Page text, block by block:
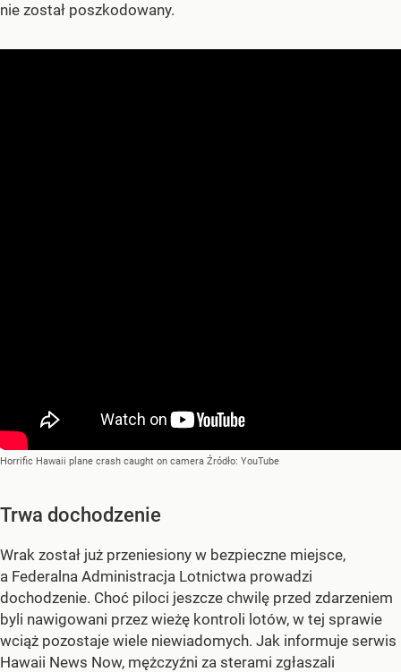
nie został poszkodowany.
Horrific Hawaii plane crash caught on camera Źródło: YouTube
Trwa dochodzenie
Wrak został już przeniesiony w bezpieczne miejsce,
a Federalna Administracja Lotnictwa prowadzi
dochodzenie. Choć piloci jeszcze chwilę przed zdarzeniem
byli nawigowani przez wieżę kontroli lotów, w tej sprawie
wciąż pozostaje wiele niewiadomych. Jak informuje serwis
Hawaii News Now, mężczyźni za sterami zgłaszali